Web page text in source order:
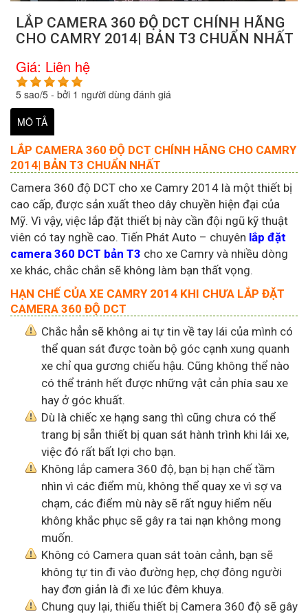
LẮP CAMERA 360 ĐỘ DCT CHÍNH HÃNG
CHO CAMRY 2014| BẢN T3 CHUẨN NHẤT
Giá: Liên hệ
5 sao/5 - bởi 1 người dùng đánh giá
MÔ TẢ
LẮP CAMERA 360 ĐỘ DCT CHÍNH HÃNG CHO CAMRY
2014| BẢN T3 CHUẨN NHẤT
Camera 360 độ DCT cho xe Camry 2014 là một thiết bị
cao cấp, được sản xuất theo dây chuyền hiện đại của
Mỹ. Vì vậy, việc lắp đặt thiết bị này cần đội ngũ kỹ thuật
viên có tay nghề cao. Tiến Phát Auto – chuyên lắp đặt
camera 360 DCT bản T3 cho xe Camry và nhiều dòng
xe khác, chắc chắn sẽ không làm bạn thất vọng.
HẠN CHẾ CỦA XE CAMRY 2014 KHI CHƯA LẮP ĐẶT
CAMERA 360 ĐỘ DCT
Chắc hẳn sẽ không ai tự tin về tay lái của mình có
thể quan sát được toàn bộ góc cạnh xung quanh
xe chỉ qua gương chiếu hậu. Cũng không thể nào
có thể tránh hết được những vật cản phía sau xe
hay ở góc khuất.
Dù là chiếc xe hạng sang thì cũng chưa có thể
trang bị sẵn thiết bị quan sát hành trình khi lái xe,
việc đó rất bất lợi cho bạn.
Không lắp camera 360 độ, bạn bị hạn chế tầm
nhìn vì các điểm mù, không thể quay xe vì sợ va
chạm, các điểm mù này sẽ rất nguy hiểm nếu
không khắc phục sẽ gây ra tai nạn không mong
muốn.
Không có Camera quan sát toàn cảnh, bạn sẽ
không tự tin đi vào đường hẹp, chợ đông người
hay đơn giản là đi xe lúc đêm khuya.
Chung quy lại, thiếu thiết bị Camera 360 độ sẽ gây